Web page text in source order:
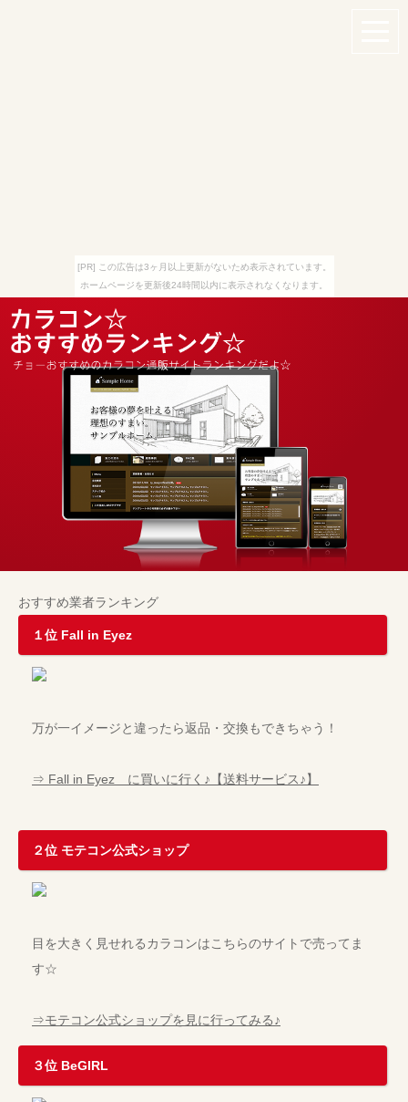
[PR] この広告は3ヶ月以上更新がないため表示されています。
ホームページを更新後24時間以内に表示されなくなります。
おすすめ業者ランキング
１位 Fall in Eyez
万が一イメージと違ったら返品・交換もできちゃう！
⇒ Fall in Eyez に買いに行く♪【送料サービス♪】
２位 モテコン公式ショップ
目を大きく見せれるカラコンはこちらのサイトで売ってま
す☆
⇒モテコン公式ショップを見に行ってみる♪
３位 BeGIRL